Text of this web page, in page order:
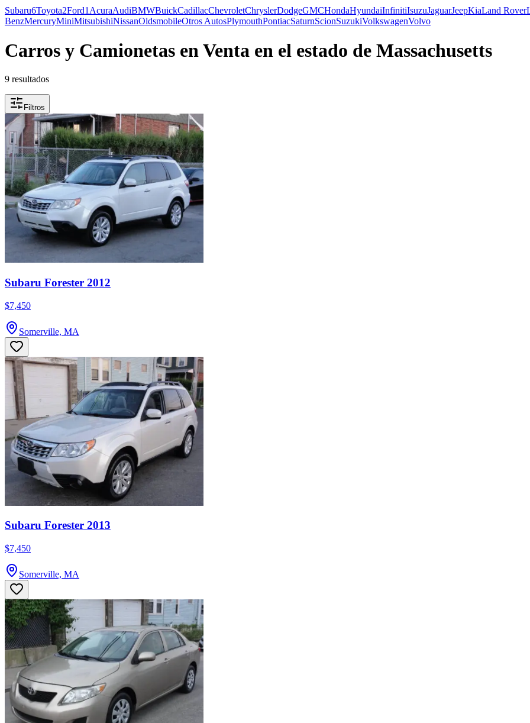
Subaru6Toyota2Ford1AcuraAudiBMWBuickCadillacChevroletChryslerDodgeGMCHondaHyundaiInfinitiIsuzuJaguarJeepKiaLand Rover
BenzMercuryMiniMitsubishiNissanOldsmobileOtros AutosPlymouthPontiacSaturnScionSuzukiVolkswagenVolvo
Carros y Camionetas en Venta en el estado de Massachusetts
9 resultados
Filtros
Subaru Forester 2012
$7,450
Somerville, MA
Subaru Forester 2013
$7,450
Somerville, MA